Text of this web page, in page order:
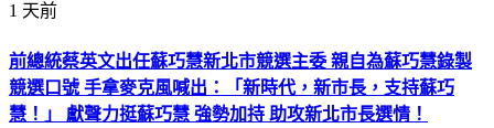
1 天前
前總統蔡英文出任蘇巧慧新北市競選主委 親自為蘇巧慧錄製
競選口號 手拿麥克風喊出：「新時代，新市長，支持蘇巧
慧！」 獻聲力挺蘇巧慧 強勢加持 助攻新北市長選情！